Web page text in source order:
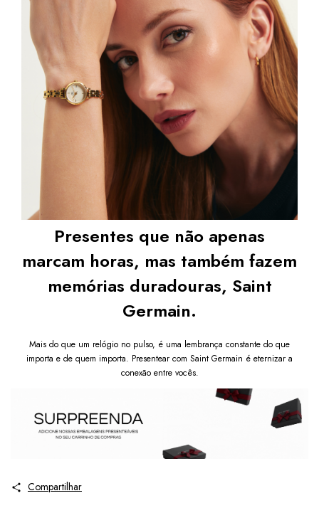
Presentes que não apenas
marcam horas, mas também fazem
memórias duradouras, Saint
Germain.
Mais do que um relógio no pulso, é uma lembrança constante do que
importa e de quem importa. Presentear com Saint Germain é eternizar a
conexão entre vocês.
Compartilhar